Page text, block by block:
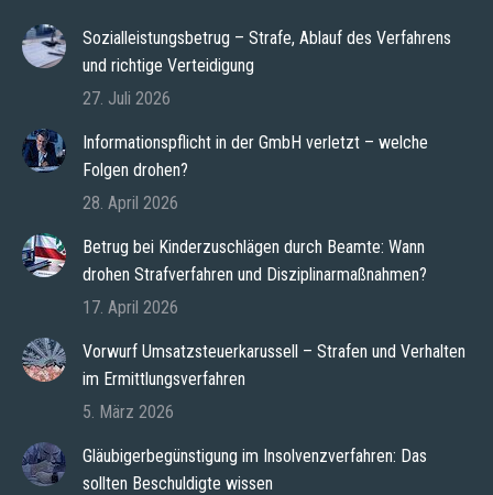
Sozialleistungsbetrug – Strafe, Ablauf des Verfahrens
und richtige Verteidigung
27. Juli 2026
Informationspflicht in der GmbH verletzt – welche
Folgen drohen?
28. April 2026
Betrug bei Kinderzuschlägen durch Beamte: Wann
drohen Strafverfahren und Disziplinarmaßnahmen?
17. April 2026
Vorwurf Umsatzsteuerkarussell – Strafen und Verhalten
im Ermittlungsverfahren
5. März 2026
Gläubigerbegünstigung im Insolvenzverfahren: Das
sollten Beschuldigte wissen